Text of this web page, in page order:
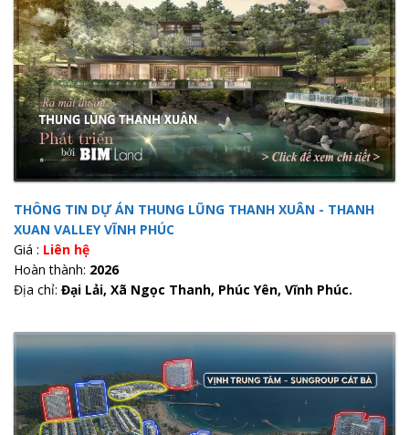
THÔNG TIN DỰ ÁN THUNG LŨNG THANH XUÂN - THANH
XUAN VALLEY VĨNH PHÚC
Giá : Liên hệ
Hoàn thành: 2026
Địa chỉ: Đại Lải, Xã Ngọc Thanh, Phúc Yên, Vĩnh Phúc.